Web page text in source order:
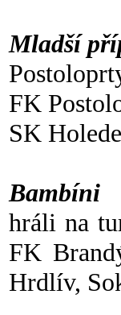
Mladší
FK
SK
Bambíni
hráli na
FK
Hrdlív,